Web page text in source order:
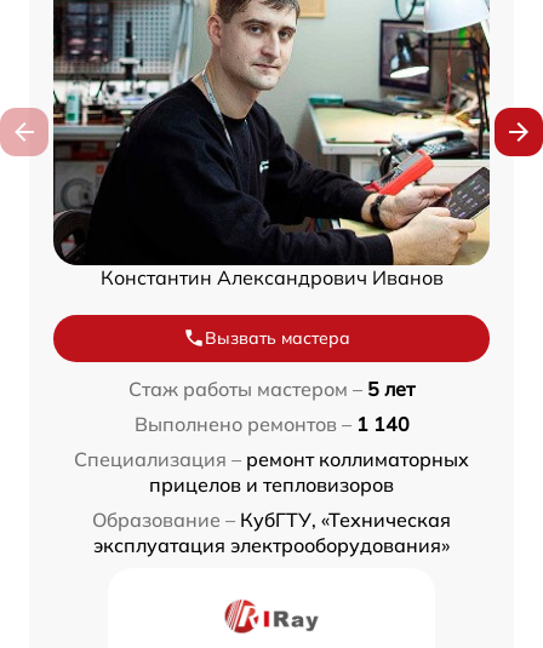
Константин Александрович Иванов
Вызвать мастера
Стаж работы мастером – 5 лет
Выполнено ремонтов – 1 140
Специализация – ремонт коллиматорных
прицелов и тепловизоров
Образование – КубГТУ, «Техническая
эксплуатация электрооборудования»